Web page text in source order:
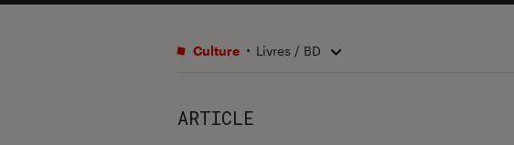
Culture Livres / BD
ARTICLE